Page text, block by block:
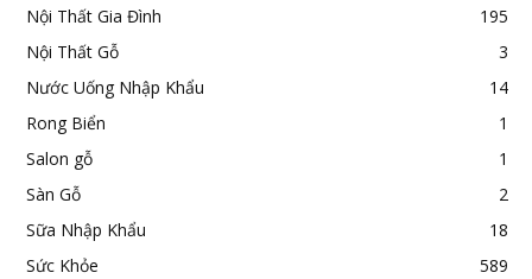
Nội Thất Gia Đình
195
Nội Thất Gỗ
3
Nước Uống Nhập Khẩu
14
Rong Biển
1
Salon gỗ
1
Sàn Gỗ
2
Sữa Nhập Khẩu
18
Sức Khỏe
589